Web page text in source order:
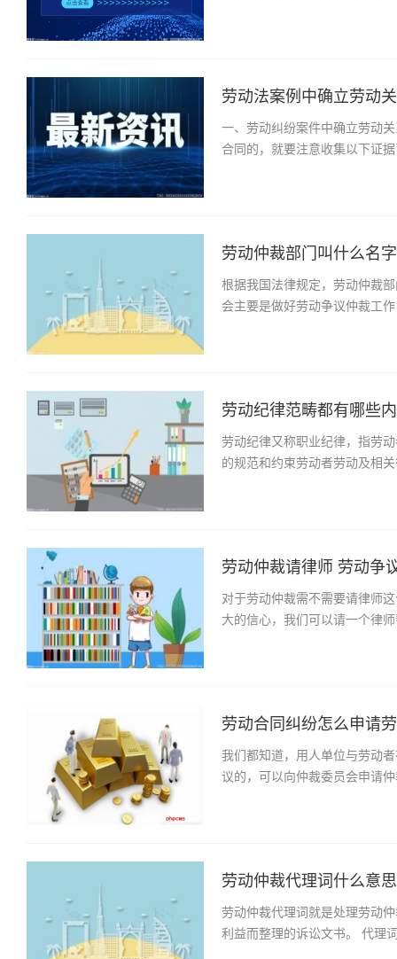
劳动法案例中确立劳动
一、劳动纠纷案件中确立劳动
合同的，就要注意收集以下证
劳动仲裁部门叫什么名
根据我国法律规定，劳动仲裁
会主要是做好劳动争议仲裁工
劳动纪律范畴都有哪些
劳动纪律又称职业纪律，指劳
的规范和约束劳动者劳动及相
劳动仲裁请律师 劳动争
对于劳动仲裁需不需要请律师
大的信心，我们可以请一个律
劳动合同纠纷怎么申请
我们都知道，用人单位与劳动
议的，可以向仲裁委员会申请
劳动仲裁代理词什么意
劳动仲裁代理词就是处理劳动
利益而整理的诉讼文书。 代理